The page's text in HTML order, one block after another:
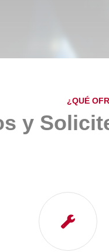
¿QUÉ
y